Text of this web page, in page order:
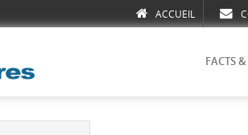
ACCUEIL
FACTS